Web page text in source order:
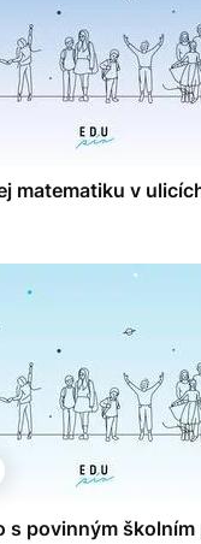
matematiku v
s povinným školním